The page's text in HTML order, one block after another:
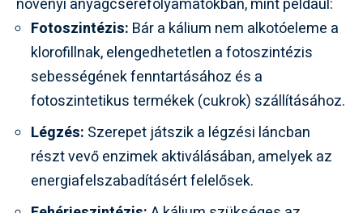
Fotoszintézis: Bár a kálium nem alkotóeleme a
klorofillnak, elengedhetetlen a fotoszintézis
sebességének fenntartásához és a
fotoszintetikus termékek (cukrok) szállításához.
Légzés: Szerepet játszik a légzési láncban
részt vevő enzimek aktiválásában, amelyek az
energiafelszabadításért felelősek.